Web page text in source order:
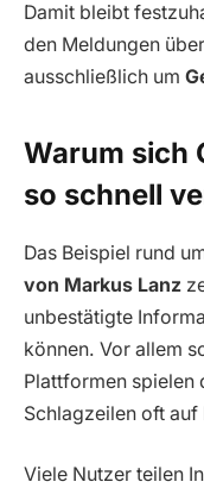
Damit bleibt
den Meldungen
ausschließlich um
Warum sich
so schnell
Das Beispiel rund
von Markus Lanz
unbestätigte
können. Vor allem
Plattformen spielen
Schlagzeilen oft auf
Viele Nutzer teilen